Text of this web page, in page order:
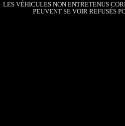
LES VÉHICULES NON ENTRETENUS
PEUVENT SE VOIR REFUSÉS